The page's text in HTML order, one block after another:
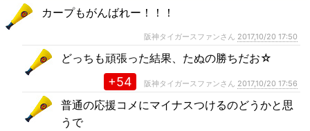
カープもがんばれー！！！
阪神タイガースファンさん 2017,10/20 17:50
どっちも頑張った結果、たぬの勝ちだお☆
+54 阪神タイガースファンさん 2017,10/20 17:56
普通の応援コメにマイナスつけるのどうかと思
うで